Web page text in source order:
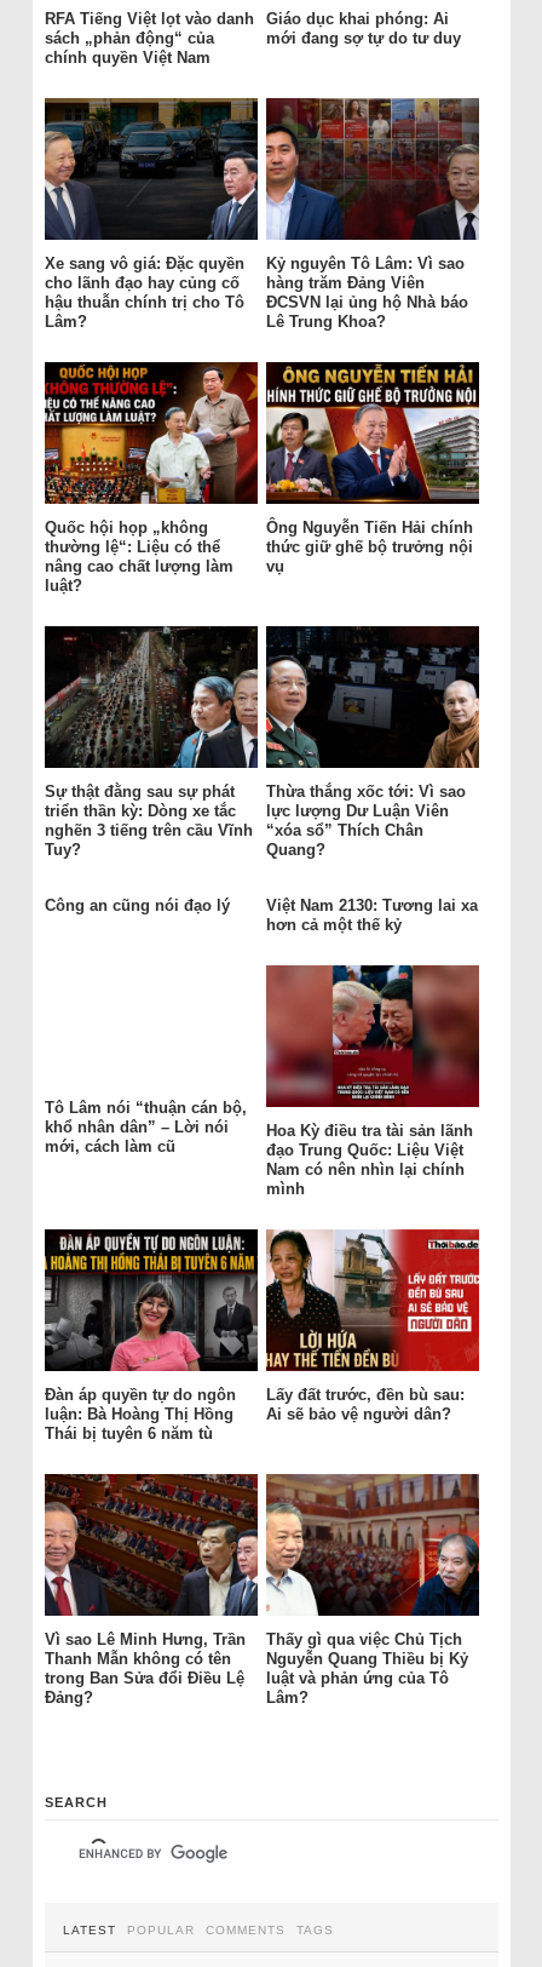
RFA Tiếng Việt lọt vào danh
sách „phản động“ của
chính quyền Việt Nam
Giáo dục khai phóng: Ai
mới đang sợ tự do tư duy
Xe sang vô giá: Đặc quyền
cho lãnh đạo hay củng cố
hậu thuẫn chính trị cho Tô
Lâm?
Kỷ nguyên Tô Lâm: Vì sao
hàng trăm Đảng Viên
ĐCSVN lại ủng hộ Nhà báo
Lê Trung Khoa?
Quốc hội họp „không
thường lệ“: Liệu có thể
nâng cao chất lượng làm
luật?
Ông Nguyễn Tiến Hải chính
thức giữ ghế bộ trưởng nội
vụ
Sự thật đằng sau sự phát
triển thần kỳ: Dòng xe tắc
nghẽn 3 tiếng trên cầu Vĩnh
Tuy?
Thừa thắng xốc tới: Vì sao
lực lượng Dư Luận Viên
“xóa sổ” Thích Chân
Quang?
Công an cũng nói đạo lý
Việt Nam 2130: Tương lai xa
hơn cả một thế kỷ
Tô Lâm nói “thuận cán bộ,
khổ nhân dân” – Lời nói
mới, cách làm cũ
Hoa Kỳ điều tra tài sản lãnh
đạo Trung Quốc: Liệu Việt
Nam có nên nhìn lại chính
mình
Đàn áp quyền tự do ngôn
luận: Bà Hoàng Thị Hồng
Thái bị tuyên 6 năm tù
Lấy đất trước, đền bù sau:
Ai sẽ bảo vệ người dân?
Vì sao Lê Minh Hưng, Trần
Thanh Mẫn không có tên
trong Ban Sửa đổi Điều Lệ
Đảng?
Thấy gì qua việc Chủ Tịch
Nguyễn Quang Thiều bị Kỷ
luật và phản ứng của Tô
Lâm?
SEARCH
LATEST POPULAR COMMENTS TAGS